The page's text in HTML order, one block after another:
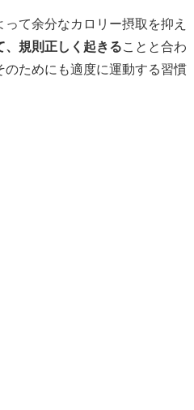
て余分なカロリー摂取を抑え
、規則正しく起きることと合わ
のためにも適度に運動する習慣